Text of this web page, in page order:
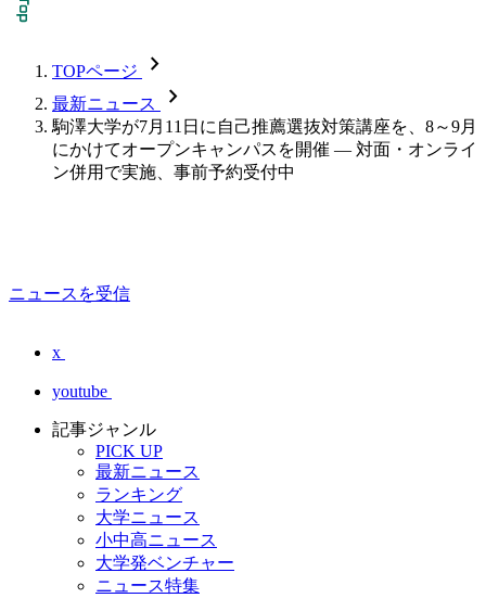
TOPページ chevron_forward
最新ニュース chevron_forward
駒澤大学が7月11日に自己推薦選抜対策講座を、8～9月
にかけてオープンキャンパスを開催 — 対面・オンライ
ン併用で実施、事前予約受付中
ニュースを受信
x
youtube
記事ジャンル
PICK UP
最新ニュース
ランキング
大学ニュース
小中高ニュース
大学発ベンチャー
ニュース特集